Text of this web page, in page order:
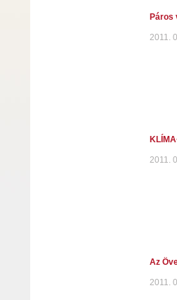
Páros
2011.
2011.
Az
2011.